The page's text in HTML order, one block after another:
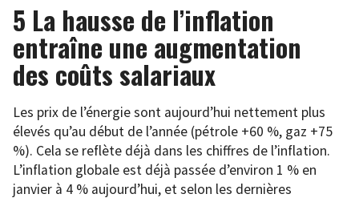
5 La hausse de l’inflation
entraîne une augmentation
des coûts salariaux
Les prix de l’énergie sont aujourd’hui nettement plus
élevés qu’au début de l’année (pétrole +60 %, gaz +75
%). Cela se reflète déjà dans les chiffres de l’inflation.
L’inflation globale est déjà passée d’environ 1 % en
janvier à 4 % aujourd’hui, et selon les dernières